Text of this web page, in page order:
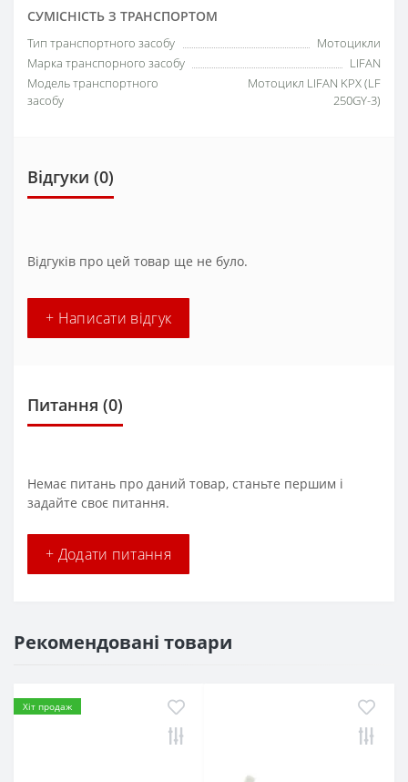
СУМІСНІСТЬ З ТРАНСПОРТОМ
Тип транспортного засобу
Мотоцикли
Марка транспорного засобу
LIFAN
Модель транспортного
засобу
Мотоцикл LIFAN KPX (LF
250GY-3)
Відгуки (0)
Відгуків про цей товар ще не було.
+ Написати відгук
Питання (0)
Немає питань про даний товар, станьте першим і
задайте своє питання.
+ Додати питання
Рекомендовані товари
Хіт продаж